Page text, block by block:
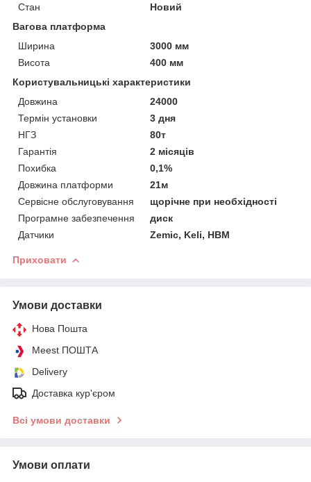
Стан
Новий
Вагова платформа
Ширина
3000 мм
Висота
400 мм
Користувальницькі характеристики
Довжина
24000
Термін установки
3 дня
НГЗ
80т
Гарантія
2 місяців
Похибка
0,1%
Довжина платформи
21м
Сервісне обслуговування
щорічне при необхідності
Програмне забезпечення
диск
Датчики
Zemic, Keli, HBM
Приховати
Умови доставки
Нова Пошта
Meest ПОШТА
Delivery
Доставка кур'єром
Всі умови доставки
Умови оплати